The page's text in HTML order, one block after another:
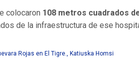
colocaron 108 metros cuadrados
de la infraestructura de ese
Rojas en El Tigre., Katiuska Homsi